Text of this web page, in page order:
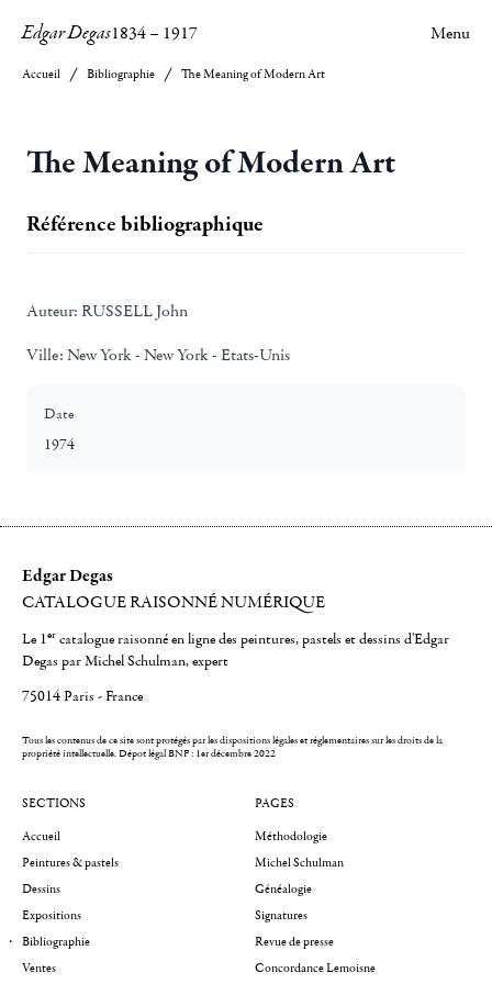
Edgar Degas1834– 1917 Menu
Accueil Bibliographie The Meaning of Modern Art
The Meaning of Modern Art
Référence bibliographique
Auteur: RUSSELL John
Ville: New York - New York - Etats-Unis
Date
1974
Edgar Degas
CATALOGUE RAISONNÉ NUMÉRIQUE
Le 1er catalogue raisonné en ligne des peintures, pastels et dessins d'Edgar
Degas par Michel Schulman, expert
75014 Paris - France
Tous les contenus de ce site sont protégés par les dispositions légales et réglementaires sur les droits de la
propriété intellectuelle.Dépot légal BNF : 1er décembre 2022
SECTIONS
Accueil
Peintures & pastels
Dessins
Expositions
Bibliographie
Ventes
PAGES
Méthodologie
Michel Schulman
Généalogie
Signatures
Revue de presse
Concordance Lemoisne